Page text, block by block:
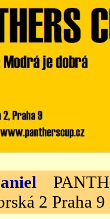
2 Praha 9